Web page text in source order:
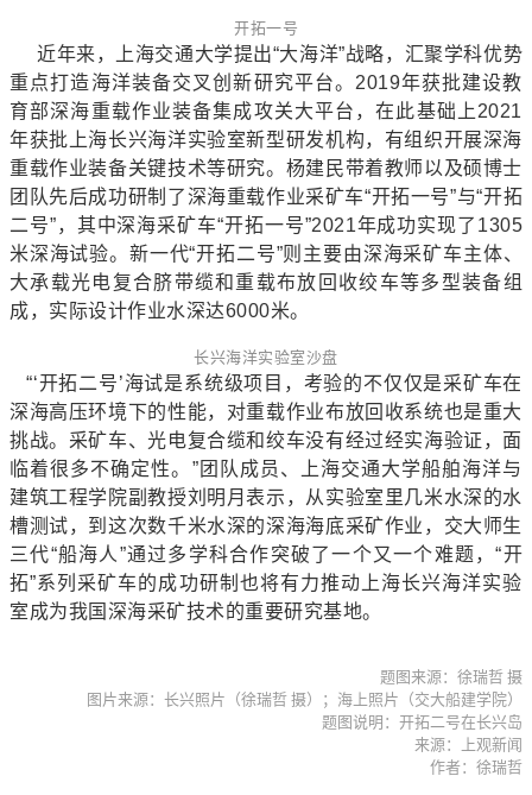
开拓一号
近年来，上海交通大学提出“大海洋”战略，汇聚学科优势
重点打造海洋装备交叉创新研究平台。2019年获批建设教
育部深海重载作业装备集成攻关大平台，在此基础上2021
年获批上海长兴海洋实验室新型研发机构，有组织开展深海
重载作业装备关键技术等研究。杨建民带着教师以及硕博士
团队先后成功研制了深海重载作业采矿车“开拓一号”与“开拓
二号”，其中深海采矿车“开拓一号”2021年成功实现了1305
米深海试验。新一代“开拓二号”则主要由深海采矿车主体、
大承载光电复合脐带缆和重载布放回收绞车等多型装备组
成，实际设计作业水深达6000米。
长兴海洋实验室沙盘
“‘开拓二号’海试是系统级项目，考验的不仅仅是采矿车在
深海高压环境下的性能，对重载作业布放回收系统也是重大
挑战。采矿车、光电复合缆和绞车没有经过经实海验证，面
临着很多不确定性。”团队成员、上海交通大学船舶海洋与
建筑工程学院副教授刘明月表示，从实验室里几米水深的水
槽测试，到这次数千米水深的深海海底采矿作业，交大师生
三代“船海人”通过多学科合作突破了一个又一个难题，“开
拓”系列采矿车的成功研制也将有力推动上海长兴海洋实验
室成为我国深海采矿技术的重要研究基地。
题图来源：徐瑞哲 摄
图片来源：长兴照片（徐瑞哲 摄）；海上照片（交大船建学院）
题图说明：开拓二号在长兴岛
来源：上观新闻
作者：徐瑞哲